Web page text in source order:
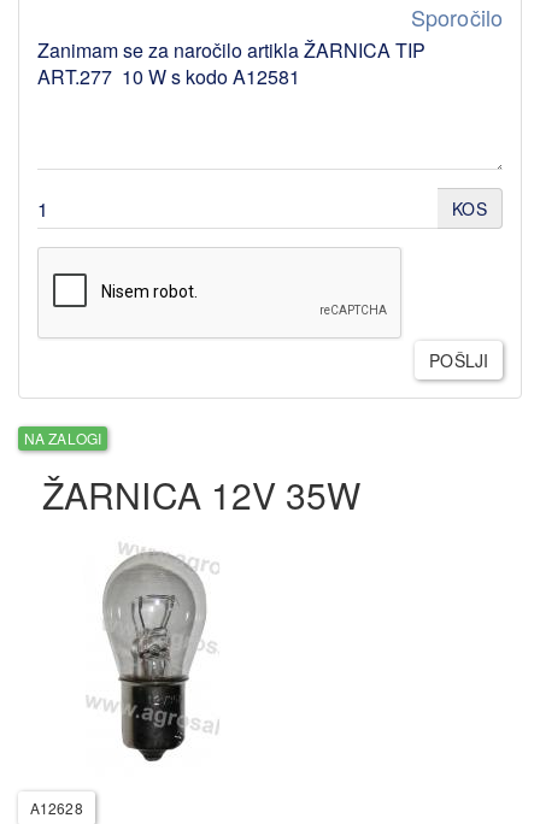
Sporočilo
KOS
POŠLJI
NA ZALOGI
ŽARNICA 12V 35W
A12628